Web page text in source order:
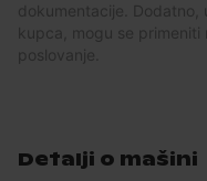
dokumentacije. Dodatno,
kupca, mogu se primeniti
poslovanje.
Detalji o mašini